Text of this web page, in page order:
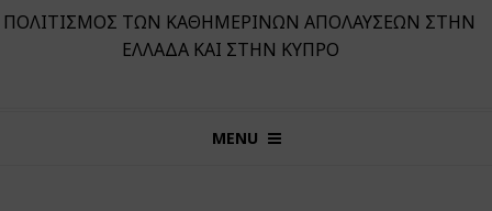
ΤΩΝ ΚΑΘΗΜΕΡΙΝΏΝ ΑΠΟΛΑΎΣΕΩΝ ΣΤΗΝ
ΕΛΛΆΔΑ ΚΑΙ ΣΤΗΝ ΚΎΠΡΟ
MENU